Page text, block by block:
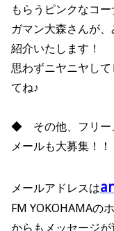
もらうピンクなコー
ガマン大森さんが
紹介いたします！
思わずニヤニヤし
てね♪
◆ その他、フリー
メールも大募集！！
メールアドレスは
FM YOKOHAMAの
からもメッセージが